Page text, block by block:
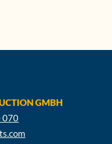
GMBH
070